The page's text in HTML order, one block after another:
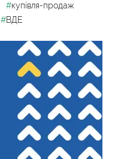
#купівля-продаж
#ВДЕ